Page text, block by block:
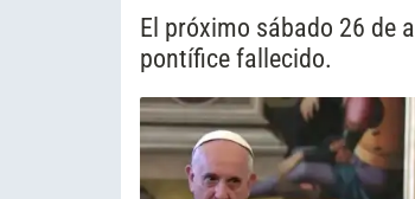
El próximo sábado 26 de
pontífice fallecido.